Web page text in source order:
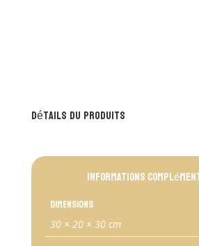
Détails du produits
Informations
Dimensions
30 × 20 × 30 cm